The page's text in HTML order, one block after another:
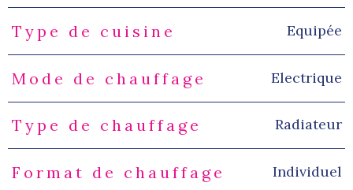
Type de cuisine Equipée
Mode de chauffage Electrique
Type de chauffage Radiateur
Format de chauffage Individuel